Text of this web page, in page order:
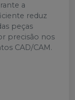
a
reduz
peças
precisão nos
CAD/CAM.